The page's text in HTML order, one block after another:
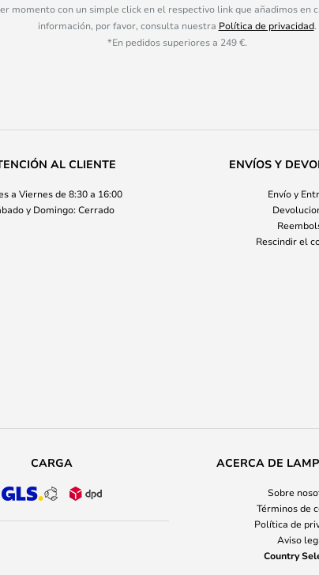
momento con un simple click en el respectivo link que añadimos en
información, por favor, consulta nuestra Política de privacidad.
*En pedidos superiores a 249 €.
AL CLIENTE
a Viernes de 8:30 a 16:00
y Domingo: Cerrado
ENVÍOS Y
Envío y
Rescindir el
CARGA ACERCA DE
Sobre
Términos de
Política de
Aviso
Country